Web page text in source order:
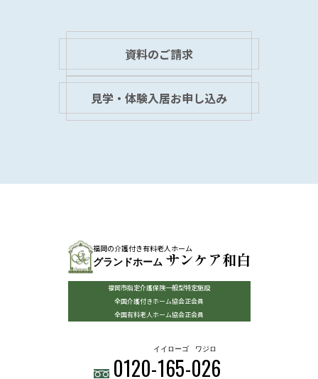
資料のご請求
見学・体験入居お申し込み
福岡の介護付き有料老人ホーム
グランドホーム サンケア和白
福岡市指定介護保険一般型特定施設
全国介護付きホーム協会正会員
全国有料老人ホーム協会正会員
0120-165
イイローゴ
-026
ワジロ